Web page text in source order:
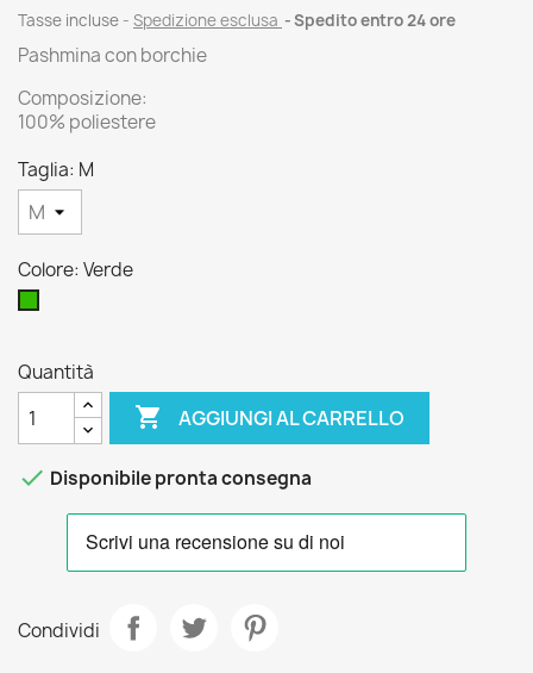
Tasse incluse Spedizione esclusa Spedito entro 24 ore
Pashmina con borchie
Composizione:
100% poliestere
Taglia: M
Colore: Verde
Quantità
 AGGIUNGI AL CARRELLO
 Disponibile pronta consegna
Condividi